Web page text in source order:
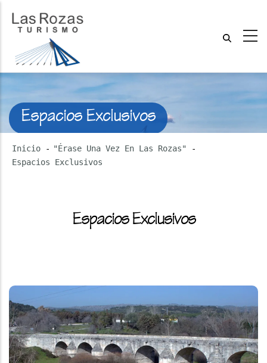
Espacios Exclusivos
Inicio - "Érase Una Vez En Las Rozas"
-
Espacios Exclusivos
Espacios Exclusivos